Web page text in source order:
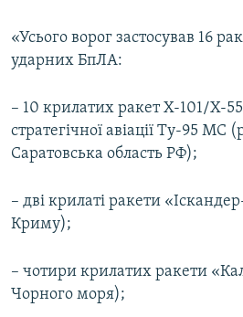
УКРАЇНСЬКА ПРОБЛЕМА КРИМУ
Qırımtatar
«Усього ворог застосував 16
ударних БпЛА:
– 10 крилатих ракет Х-101/Х-555
стратегічної авіації Ту-95 МС
Саратовська область РФ);
– дві крилаті ракети
Криму);
– чотири крилатих ракети
Чорного моря);